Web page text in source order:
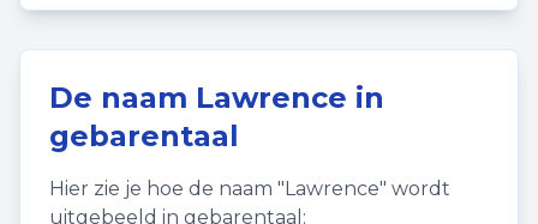
De naam Lawrence in
gebarentaal
Hier zie je hoe de naam "Lawrence" wordt
uitgebeeld in gebarentaal: